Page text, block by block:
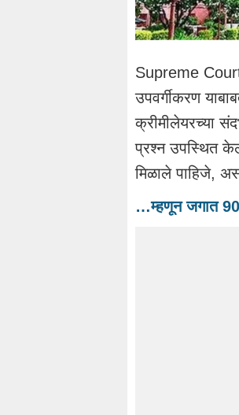
Supreme
उपवर्गीकरण
क्रीमीलेयरच्या
प्रश्न उपस्थित
मिळाले पाहिजे,
…म्हणून जगात